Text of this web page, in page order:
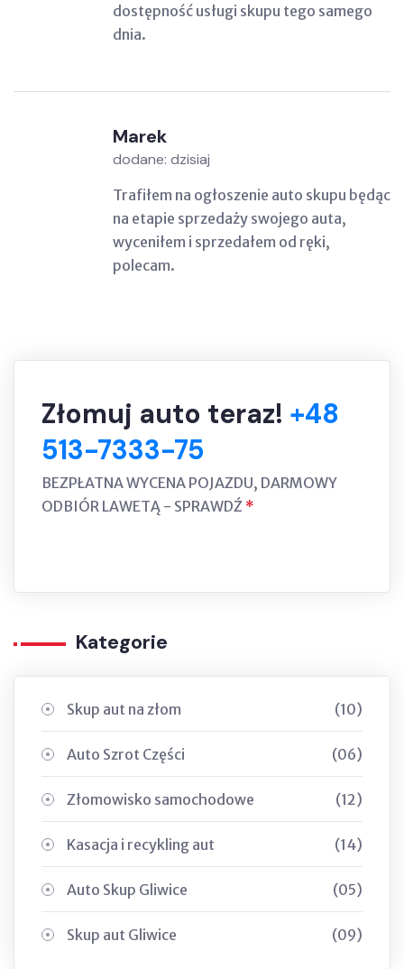
dostępność usługi skupu tego samego
dnia.
Marek
dodane: dzisiaj
Trafiłem na ogłoszenie auto skupu będąc
na etapie sprzedaży swojego auta,
wyceniłem i sprzedałem od ręki,
polecam.
Złomuj auto teraz! +48
513-7333-75
BEZPŁATNA WYCENA POJAZDU, DARMOWY
ODBIÓR LAWETĄ - SPRAWDŹ *
Kategorie
Skup aut na złom (10)
Auto Szrot Części (06)
Złomowisko samochodowe (12)
Kasacja i recykling aut (14)
Auto Skup Gliwice (05)
Skup aut Gliwice (09)